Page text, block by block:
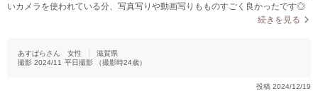
いカメラを使われている分、写真写りや動画写りもものすごく良かったです◎
続きを見る
あすぱらさん 女性
滋賀県
撮影 2024/11 平日撮影 （撮影時24歳）
投稿 2024/12/19